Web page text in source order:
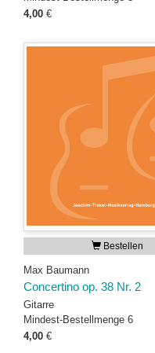
4,00 €
Bestellen
Max Baumann
Concertino op. 38 Nr. 2
Gitarre
Mindest-Bestellmenge 6
4,00 €